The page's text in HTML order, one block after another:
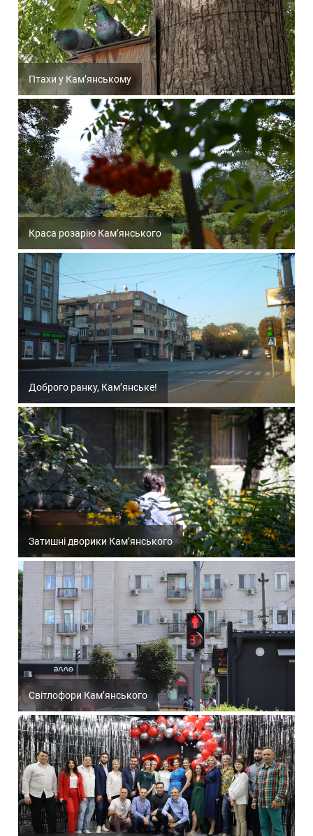
Птахи у Кам’янському
Краса розарію Кам’янського
Доброго ранку, Кам’янське!
Затишні дворики Кам’янського
Світлофори Кам’янського